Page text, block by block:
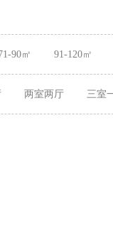
90㎡ 91-120㎡
两室两厅 三室